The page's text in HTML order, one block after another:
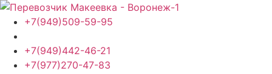
Перейти
содержимому
+7(949)509-59-95
+7(949)442-46-21
+7(977)270-47-83